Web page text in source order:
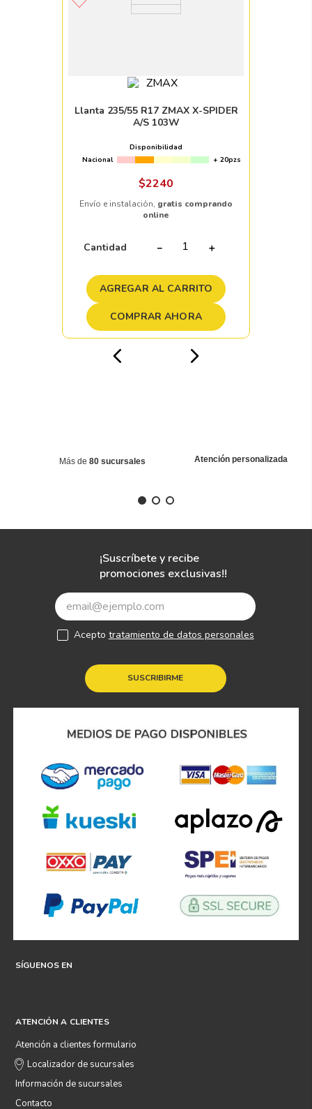
Llanta 235/55 R17 ZMAX X-SPIDER
A/S 103W
Disponibilidad
Nacional
+ 20pzs
$2240
Envío e instalación, gratis comprando
online
Cantidad ＋
－
AGREGAR AL CARRITO
COMPRAR AHORA
Más de 80 sucursales Atención personalizada
¡Suscríbete y recibe
promociones exclusivas!!
SUSCRIBIRME
Acepto tratamiento de datos personales
SÍGUENOS EN
ATENCIÓN A CLIENTES
Atención a clientes formulario
Localizador de sucursales
Información de sucursales
Contacto